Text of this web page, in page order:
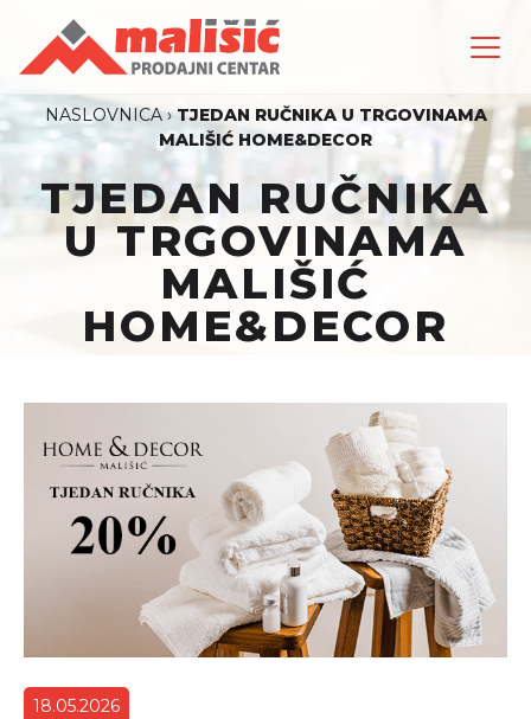
NASLOVNICA›TJEDAN RUČNIKA U TRGOVINAMA
MALIŠIĆ HOME&DECOR
TJEDAN RUČNIKA
U TRGOVINAMA
MALIŠIĆ
HOME&DECOR
18.05.2026